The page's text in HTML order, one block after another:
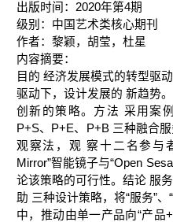
出版时间：2020年第4期
级别：中国艺术类核心期刊
作者：黎颖，胡莹，杜星
内容摘要：
目的 经济发展模式的转型驱
驱动下，设计发展的 新趋势
创新的策略。方法 采用案
P+S、P+E、P+B 三种融合
观察法，观 察十二名参与
Mirror”智能镜子与“Open
论该策略的可行性。结论 服
助 三种设计策略，将“服务”
中，推动由单一产品向“产品